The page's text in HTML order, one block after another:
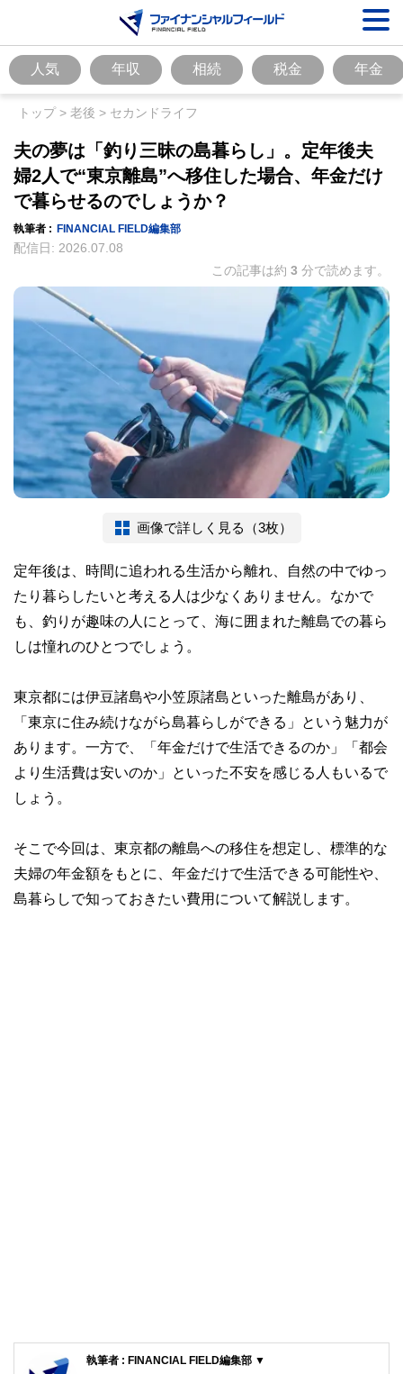
人気 年収 相続 税金 年金
トップ> 老後 > セカンドライフ
夫の夢は「釣り三昧の島暮らし」。定年後夫
婦2人で“東京離島”へ移住した場合、年金だけ
で暮らせるのでしょうか？
執筆者 : FINANCIAL FIELD編集部
配信日: 2026.07.08
この記事は約 3 分で読めます。
画像で詳しく見る（3枚）
定年後は、時間に追われる生活から離れ、自然の中でゆっ
たり暮らしたいと考える人は少なくありません。なかで
も、釣りが趣味の人にとって、海に囲まれた離島での暮ら
しは憧れのひとつでしょう。
東京都には伊豆諸島や小笠原諸島といった離島があり、
「東京に住み続けながら島暮らしができる」という魅力が
あります。一方で、「年金だけで生活できるのか」「都会
より生活費は安いのか」といった不安を感じる人もいるで
しょう。
そこで今回は、東京都の離島への移住を想定し、標準的な
夫婦の年金額をもとに、年金だけで生活できる可能性や、
島暮らしで知っておきたい費用について解説します。
執筆者 : FINANCIAL FIELD編集部 ▼